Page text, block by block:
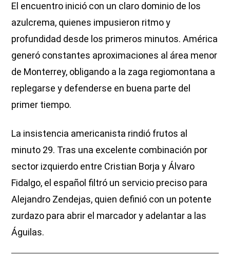
El encuentro inició con un claro dominio de los
azulcrema, quienes impusieron ritmo y
profundidad desde los primeros minutos. América
generó constantes aproximaciones al área menor
de Monterrey, obligando a la zaga regiomontana a
replegarse y defenderse en buena parte del
primer tiempo.
La insistencia americanista rindió frutos al
minuto 29. Tras una excelente combinación por
sector izquierdo entre Cristian Borja y Álvaro
Fidalgo, el español filtró un servicio preciso para
Alejandro Zendejas, quien definió con un potente
zurdazo para abrir el marcador y adelantar a las
Águilas.